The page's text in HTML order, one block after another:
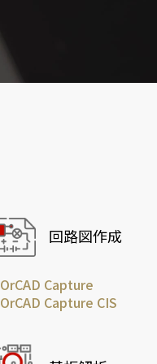
回路図作成
OrCAD Capture
OrCAD Capture CIS